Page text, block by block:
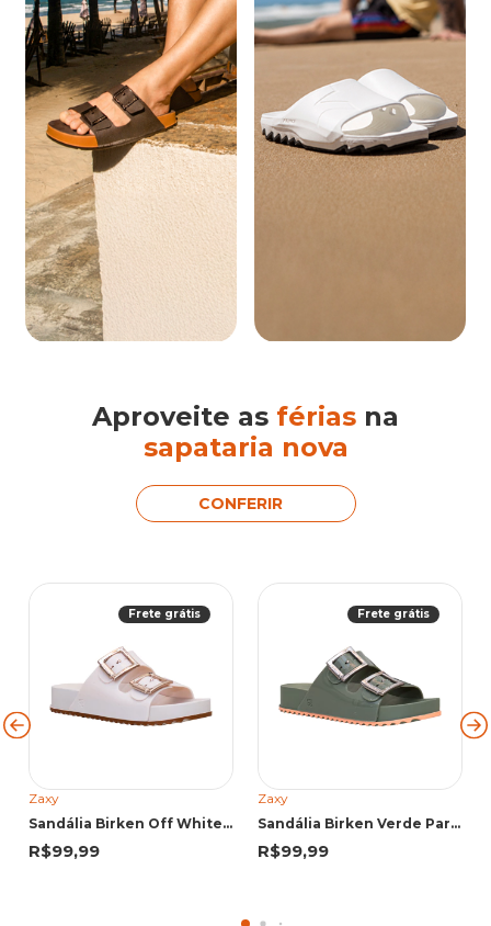
Aproveite as férias na
sapataria nova
CONFERIR
Frete grátis
Zaxy
Sandália Birken Off White Partner | Zaxy
R$99,99
Frete grátis
Zaxy
Sandália Birken Verde Partner | Zaxy
R$99,99